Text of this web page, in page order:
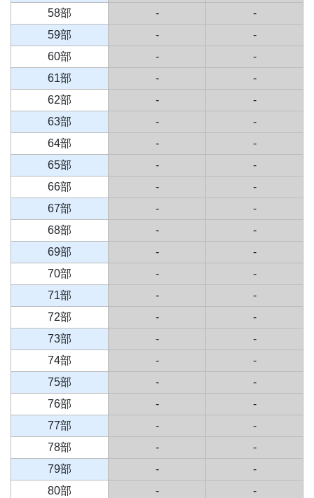
58部 -
-
59部
-
-
60部
-
-
61部
-
-
62部
-
-
63部
-
-
64部
-
-
65部
-
-
66部
-
-
67部
-
-
68部
-
-
69部
-
-
70部
-
-
71部
-
-
72部
-
-
73部
-
-
74部
-
-
75部
-
-
76部
-
-
77部
-
-
78部
-
-
79部
-
-
80部
-
-